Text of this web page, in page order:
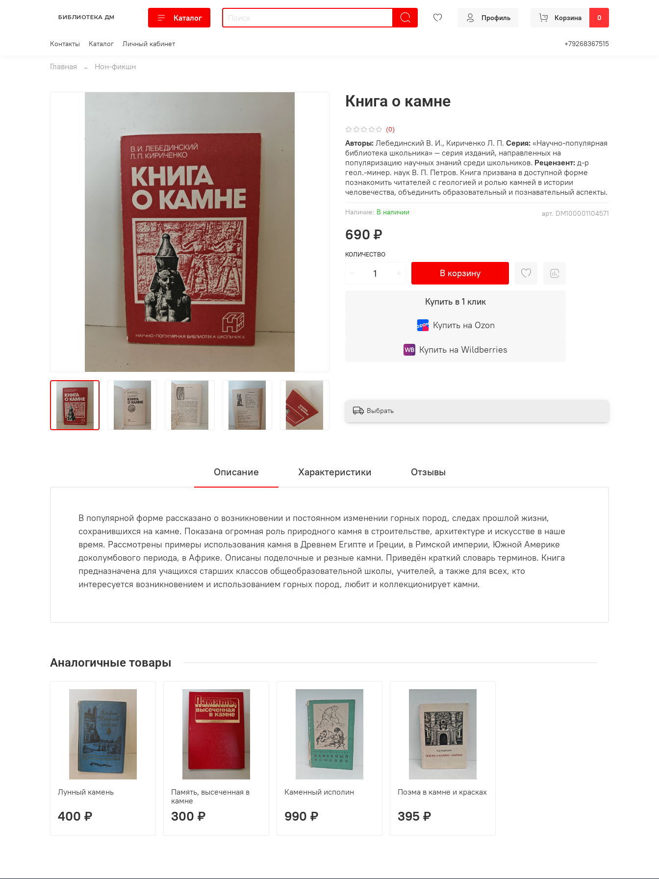
БИБЛИОТЕКА ДМ Каталог Профиль Корзина 0
Контакты Каталог Личный кабинет +79268367515
Главная Нон-фикшн
(0)
арт. DM100001104571
Наличие: В наличии
Книга о камне
690 ₽
КОЛИЧЕСТВО
В корзину
Купить в 1 клик
Купить на Ozon
Купить на Wildberries
Авторы: Лебединский В. И., Кириченко Л. П. Серия: «Научно-популярная
библиотека школьника» — серия изданий, направленных на
популяризацию научных знаний среди школьников. Рецензент: д-р
геол.-минер. наук В. П. Петров. Книга призвана в доступной форме
познакомить читателей с геологией и ролью камней в истории
человечества, объединить образовательный и познавательный аспекты.
Выбрать
Описание Характеристики Отзывы
В популярной форме рассказано о возникновении и постоянном изменении горных пород, следах прошлой жизни,
сохранившихся на камне. Показана огромная роль природного камня в строительстве, архитектуре и искусстве в наше
время. Рассмотрены примеры использования камня в Древнем Египте и Греции, в Римской империи, Южной Америке
доколумбового периода, в Африке. Описаны поделочные и резные камни. Приведён краткий словарь терминов. Книга
предназначена для учащихся старших классов общеобразовательной школы, учителей, а также для всех, кто
интересуется возникновением и использованием горных пород, любит и коллекционирует камни.
Аналогичные товары
Лунный камень
400 ₽
Память, высеченная в
камне
300 ₽
Каменный исполин
990 ₽
Поэма в камне и красках
395 ₽